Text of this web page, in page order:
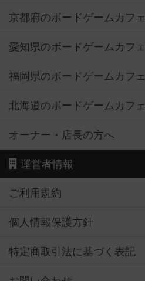
京都府のボードゲームカフェ
愛知県のボードゲームカフェ
福岡県のボードゲームカフェ
北海道のボードゲームカフェ
オーナー・店長の方へ
運営者情報
ご利用規約
個人情報保護方針
特定商取引法に基づく表記